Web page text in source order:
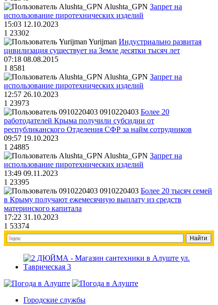
Alushta_GPN Запрет на
использование пиротехнических изделий
15:03 12.10.2023
1 23302
Yurijman Индустриально развитая
цивилизация существует на Земле десятки тысяч лет
07:18 08.08.2015
1 8581
Alushta_GPN Запрет на
использование пиротехнических изделий
12:57 26.10.2023
1 23973
0910220403 Более 20
работодателей Крыма получили субсидии от
республиканского Отделения СФР за найм сотрудников
09:57 19.10.2023
1 24885
Alushta_GPN Запрет на
использование пиротехнических изделий
13:49 09.11.2023
1 23395
0910220403 Более 20 тысяч семей
в Крыму получают ежемесячную выплату из средств
материнского капитала
17:22 31.10.2023
1 53374
Городские службы